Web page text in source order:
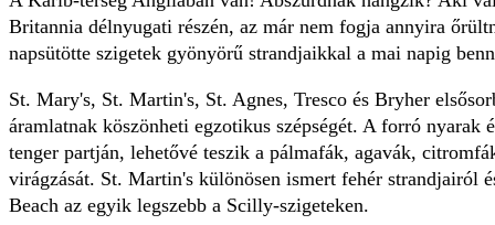
Britannia délnyugati részén, az már nem fogja annyira
napsütötte szigetek gyönyörű strandjaikkal a mai napig
St. Mary's, St. Martin's, St. Agnes, Tresco és Bryher
áramlatnak köszönheti egzotikus szépségét. A forró nyarak
tenger partján, lehetővé teszik a pálmafák, agavák,
virágzását. St. Martin's különösen ismert fehér strandjairól
Beach az egyik legszebb a Scilly-szigeteken.